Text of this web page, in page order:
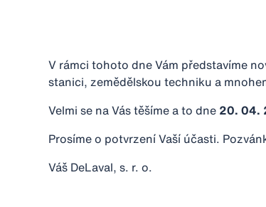
V rámci tohoto dne Vám představíme
stanici, zemědělskou techniku a
Velmi se na Vás těšíme a to dne 20. 04.
Prosíme o potvrzení Vaší účasti.
Váš DeLaval, s. r. o.